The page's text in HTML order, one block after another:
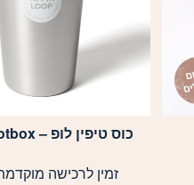
כוס טיפין לופ – Brotbox
זמין לרכישה